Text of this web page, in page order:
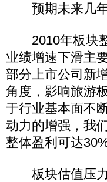
预期未来几年
2010年板块整
业绩增速下滑主
部分上市公司新
角度，影响旅游
于行业基本面不
动力的增强，我
整体盈利可达30%
板块估值压力